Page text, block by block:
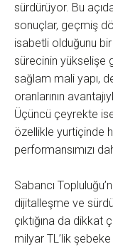
sürdürüyor. Bu
sonuçlar, geçmiş
isabetli olduğunu
sürecinin yükselişe
sağlam mali yapı,
oranlarının
Üçüncü çeyrekte
özellikle yurtiçinde
performansımızı
Sabancı
dijitalleşme ve
çıktığına da dikkat
milyar TL’lik